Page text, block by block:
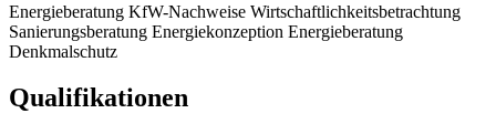
Energieberatung KfW-Nachweise Wirtschaftlichkeitsbetrachtung
Sanierungsberatung Energiekonzeption Energieberatung
Denkmalschutz
Qualifikationen